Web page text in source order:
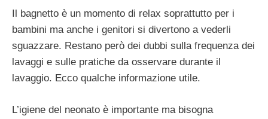
Il bagnetto è un momento di relax soprattutto per i
bambini ma anche i genitori si divertono a vederli
sguazzare. Restano però dei dubbi sulla frequenza dei
lavaggi e sulle pratiche da osservare durante il
lavaggio. Ecco qualche informazione utile.
L’igiene del neonato è importante ma bisogna